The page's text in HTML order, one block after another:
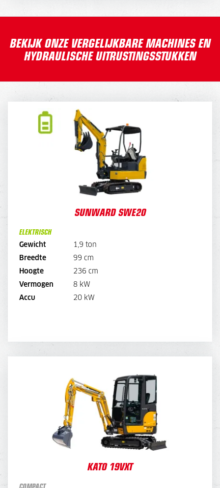
BEKIJK ONZE VERGELIJKBARE MACHINES EN
HYDRAULISCHE UITRUSTINGSSTUKKEN
SUNWARD SWE20
ELEKTRISCH
Gewicht
1,9 ton
Breedte
99 cm
Hoogte
236 cm
Vermogen
8 kW
Accu
20 kW
SUNWARD SWE20
195,-
*Standaard met laadsnoer
780,-
KATO 19VXT
KATO 19VXT
120,-
450,-